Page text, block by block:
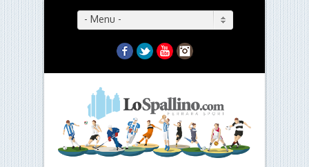
- Menu -
Facebook
TwitterYouTubeInstagram